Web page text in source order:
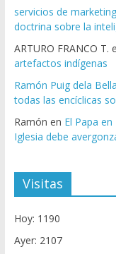
servicios de
doctrina sobre la
ARTURO FRANCO T.
artefactos indígenas
Ramón Puig dela
todas las encíclicas
Ramón en El Papa
Iglesia debe
Visitas
Hoy: 1190
Ayer: 2107